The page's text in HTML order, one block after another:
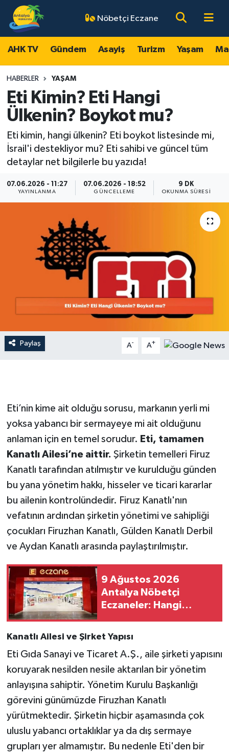
Nöbetçi Eczane
AHK TV Gündem Asayiş Turizm Yaşam
HABERLER YAŞAM
Eti Kimin? Eti Hangi
Ülkenin? Boykot mu?
Eti kimin, hangi ülkenin? Eti boykot listesinde mi,
İsrail'i destekliyor mu? Eti sahibi ve güncel tüm
detaylar net bilgilerle bu yazıda!
07.06.2026 - 11:27
YAYINLANMA
07.06.2026 - 18:52
GÜNCELLEME
9 DK
OKUNMA SÜRESI
Paylaş A- A+
Eti’nin kime ait olduğu sorusu, markanın yerli mi
yoksa yabancı bir sermayeye mi ait olduğunu
anlaman için en temel sorudur. Eti, tamamen
Kanatlı Ailesi’ne aittir. Şirketin temelleri Firuz
Kanatlı tarafından atılmıştır ve kurulduğu günden
bu yana yönetim hakkı, hisseler ve ticari kararlar
bu ailenin kontrolündedir. Firuz Kanatlı'nın
vefatının ardından şirketin yönetimi ve sahipliği
çocukları Firuzhan Kanatlı, Gülden Kanatlı Derbil
ve Aydan Kanatlı arasında paylaştırılmıştır.
9 Ağustos 2026
Antalya Nöbetçi
Eczaneler: Hangi
Kanatlı Ailesi ve Şirket Yapısı
Eti Gıda Sanayi ve Ticaret A.Ş., aile şirketi yapısını
koruyarak nesilden nesile aktarılan bir yönetim
anlayışına sahiptir. Yönetim Kurulu Başkanlığı
görevini günümüzde Firuzhan Kanatlı
yürütmektedir. Şirketin hiçbir aşamasında çok
uluslu yabancı ortaklıklar ya da dış sermaye
grupları yer almamıştır. Bu nedenle Eti'den bir
AHK TV
Gündem
Asayiş
Turizm
Yaşam
Magazin
Ekonomi
Dünya
Resmi Reklamlar
Antalya Nöbetçi Eczaneler
Antalya Hava Durumu
Antalya Namaz Vakitleri
Antalya Trafik Yoğunluk Haritası
Süper Lig Puan Durumu ve Fikstür
Tüm Manşetler
Son Dakika Haberleri
Haber Arşivi